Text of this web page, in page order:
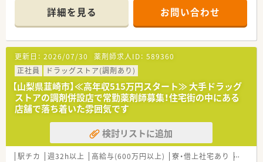
頑張り次第で高給与も可能！
■経験や勤務コースによりますが、経験の少ない方でも500万前
半スタートと業界TOP水準！
■職種や職域に合わせ、豊富な社内研修や外部組織と連携した研
修を用意されています
■薬剤師が中心の会社だからこそ活躍できるキャリアパスが多
種多様に用意されています。
■店舗拡大に伴い、エリアマネジャーや営業部長等のマネジメン
トのポジションも増えます。
■在宅や教育等の専門性を活かせるスペシャリストを目指すこ
とも可能です。
■その他にも、管理部門や商品部門等の本社スタッフなど活動領
域は多種多様です。
■在宅実施店舗は年々増加しており、在宅医療へもしっかりと関
わる事ができます。
詳細を見る お問い合わせ
更新日： 2026/07/30 薬剤師求人ID： 589360
正社員
ドラッグストア(調剤あり)
【山梨県韮崎市】≪高年収515万円スタート≫ 大手ドラッグ
ストアの調剤併設店で常勤薬剤師募集！住宅街の中にある
店舗で落ち着いた雰囲気です
検討リストに追加
駅チカ 週32h以上 高給与(600万円以上) 寮・借上社宅あり 住宅補